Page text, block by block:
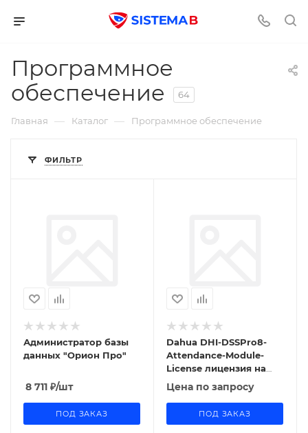
Программное
обеспечение
64
Главная — Каталог — Программное обеспечение
ФИЛЬТР
Администратор базы
данных "Орион Про"
8 711 ₽/шт
ПОД ЗАКАЗ
Dahua DHI-DSSPro8-
Attendance-Module-
License лицензия на
модуль управления
посещаемостью
Цена по запросу
ПОД ЗАКАЗ